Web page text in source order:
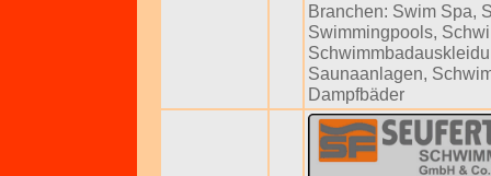
Branchen: Swim Spa,
Swimmingpools,
Saunaanlagen,
Dampfbäder